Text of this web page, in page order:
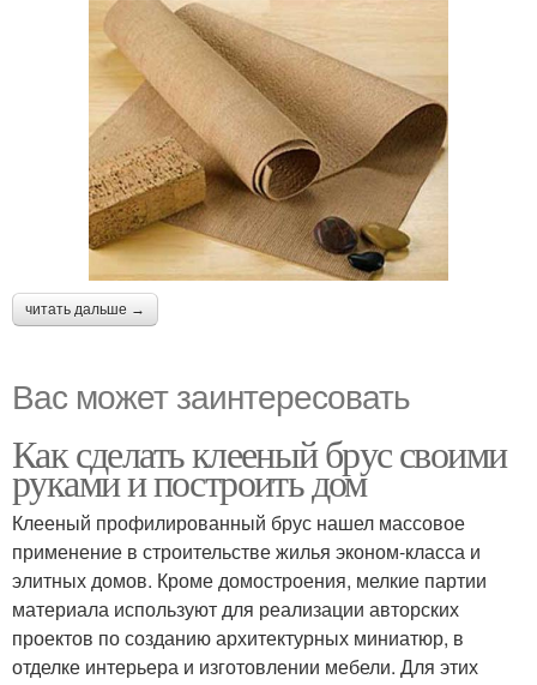
читать дальше →
Вас может заинтересовать
Как сделать клееный брус своими
руками и построить дом
Клееный профилированный брус нашел массовое
применение в строительстве жилья эконом-класса и
элитных домов. Кроме домостроения, мелкие партии
материала используют для реализации авторских
проектов по созданию архитектурных миниатюр, в
отделке интерьера и изготовлении мебели. Для этих